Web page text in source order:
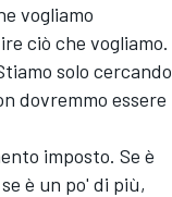
vogliamo
ciò che vogliamo.
solo cercando
dovremmo essere
imposto. Se è
è un po' di più,